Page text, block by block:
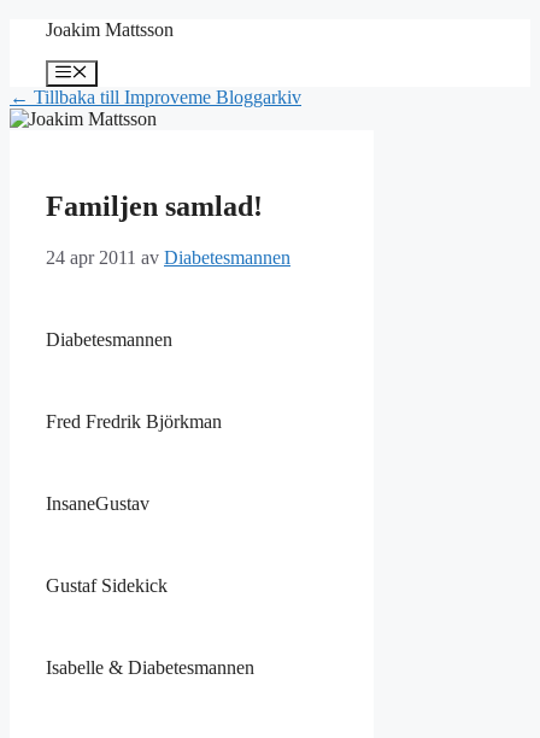
Hoppa
innehåll
Joakim Mattsson
Meny
← Tillbaka till Improveme Bloggarkiv
Familjen samlad!
24 apr 2011 av Diabetesmannen
Diabetesmannen
Fred Fredrik Björkman
InsaneGustav
Gustaf Sidekick
Isabelle & Diabetesmannen